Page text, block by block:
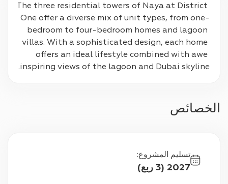
The three residential towers of Naya at District
One offer a diverse mix of unit types, from one-
bedroom to four-bedroom homes and lagoon
villas. With a sophisticated design, each home
offers an ideal lifestyle combined with awe
inspiring views of the lagoon and Dubai skyline.
الخصائص
تسليم المشروع:
2027 (3 ربع)